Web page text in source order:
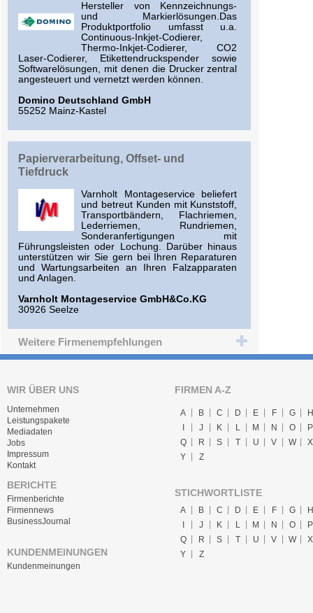
Hersteller von Kennzeichnungs-
und Markierlösungen.Das
Produktportfolio umfasst u.a.
Continuous-Inkjet-Codierer,
Thermo-Inkjet-Codierer, CO2
Laser-Codierer, Etikettendruckspender sowie
Softwarelösungen, mit denen die Drucker zentral
angesteuert und vernetzt werden können.
Domino Deutschland GmbH
55252 Mainz-Kastel
Papierverarbeitung, Offset- und
Tiefdruck
Varnholt Montageservice beliefert
und betreut Kunden mit Kunststoff,
Transportbändern, Flachriemen,
Lederriemen, Rundriemen,
Sonderanfertigungen mit
Führungsleisten oder Lochung. Darüber hinaus
unterstützen wir Sie gern bei Ihren Reparaturen
und Wartungsarbeiten an Ihren Falzapparaten
und Anlagen.
Varnholt Montageservice GmbH&Co.KG
30926 Seelze
Weitere Firmenempfehlungen
WIR ÜBER UNS
Unternehmen
Leistungspakete
Mediadaten
Jobs
Impressum
Kontakt
BERICHTE
Firmenberichte
Firmennews
BusinessJournal
KUNDENMEINUNGEN
Kundenmeinungen
FIRMEN A-Z
A B C D E F G
H
J K L M N O
P
Q
R S T U V W
X
Y
Z
STICHWORTLISTE
A B C D E F G
H
I
J K L M N O
P
Q
R S T U V W
X
Y
Z